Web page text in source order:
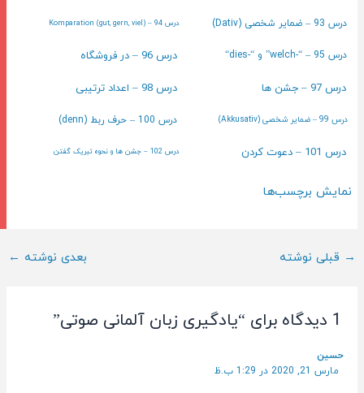
درس 93 – ضمایر شخصی (Dativ) درس 94 – (gut, gern, viel) Komparation
درس 95 – “-welch” و “-dies“ درس 96 – در فروشگاه
درس 97 – جشن ها درس 98 – اعداد ترتیبی
درس 99 – ضمایر شخصی (Akkusativ) درس 100 – حرف ربط (denn)
درس 101 – دعوت کردن درس 102 – جشن ها و نحوه تبریک گفتن
نمایش برچسب‌ها
ناوبری
→قبلی نوشته بعدی نوشته ←
1 دیدگاه برای “یادگیری زبان آلمانی صوتی”
حسین
مارس 21, 2020 در 1:29 ب.ظ